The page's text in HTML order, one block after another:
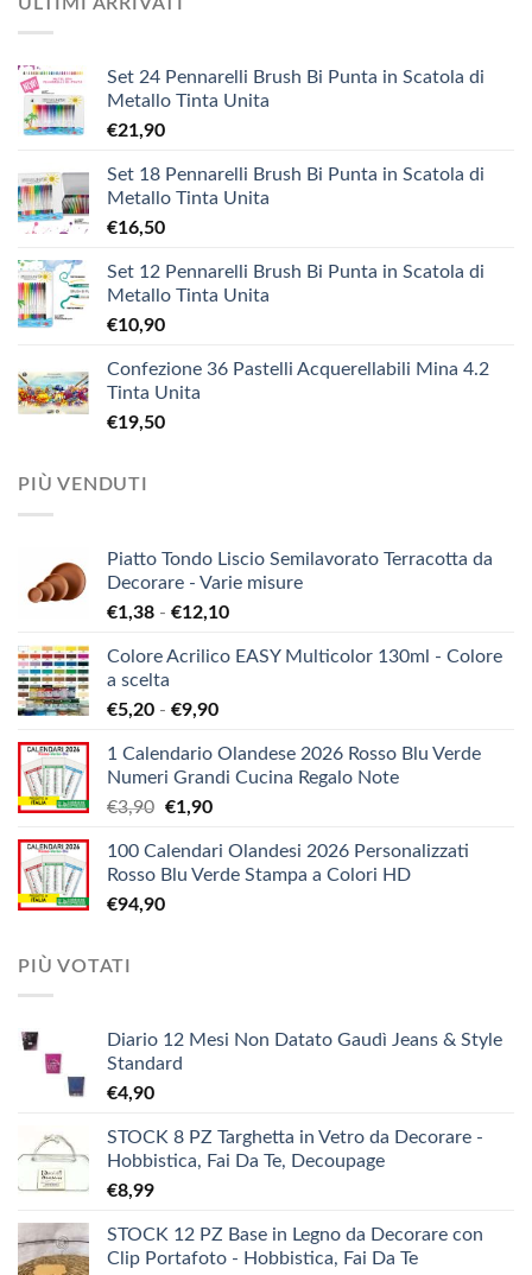
Set 24 Pennarelli Brush Bi Punta in Scatola di
Metallo Tinta Unita
€21,90
Set 18 Pennarelli Brush Bi Punta in Scatola di
Metallo Tinta Unita
€16,50
Set 12 Pennarelli Brush Bi Punta in Scatola di
Metallo Tinta Unita
€10,90
Confezione 36 Pastelli Acquerellabili Mina 4.2
Tinta Unita
€19,50
PIÙ VENDUTI
Piatto Tondo Liscio Semilavorato Terracotta da
Decorare - Varie misure
€1,38 - €12,10Fascia
prezzo:
€12,10
Colore Acrilico EASY Multicolor 130ml - Colore
a scelta
€5,20 - €9,90Fascia
prezzo:
da
€9,90
1 Calendario Olandese 2026 Rosso Blu Verde
Numeri Grandi Cucina Regalo Note
€3,90 Il
originale
era:
€3,90.
€1,90Il
attuale
è:
100 Calendari Olandesi 2026 Personalizzati
Rosso Blu Verde Stampa a Colori HD
€94,90
PIÙ VOTATI
Diario 12 Mesi Non Datato Gaudì Jeans & Style
Standard
€4,90
STOCK 8 PZ Targhetta in Vetro da Decorare -
Hobbistica, Fai Da Te, Decoupage
€8,99
STOCK 12 PZ Base in Legno da Decorare con
Clip Portafoto - Hobbistica, Fai Da Te